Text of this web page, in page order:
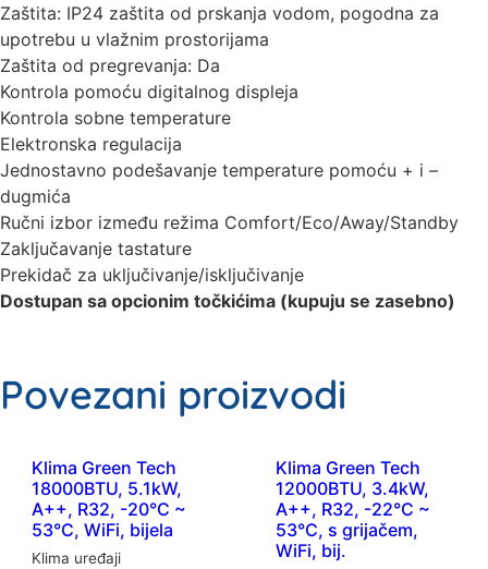
Zaštita: IP24 zaštita od prskanja vodom, pogodna za
upotrebu u vlažnim prostorijama
Zaštita od pregrevanja: Da
Kontrola pomoću digitalnog displeja
Kontrola sobne temperature
Elektronska regulacija
Jednostavno podešavanje temperature pomoću + i –
dugmića
Ručni izbor između režima Comfort/Eco/Away/Standby
Zaključavanje tastature
Prekidač za uključivanje/isključivanje
Dostupan sa opcionim točkićima (kupuju se zasebno)
Povezani proizvodi
Klima Green Tech
18000BTU, 5.1kW,
A++, R32, -20°C ~
53°C, WiFi, bijela
Klima uređaji
Klima Green Tech
12000BTU, 3.4kW,
A++, R32, -22°C ~
53°C, s grijačem,
WiFi, bij.